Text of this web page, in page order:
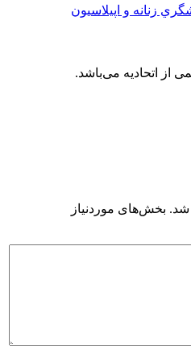
زنانه و اپيلاسيون
از اتحادیه می‌باشد.
شد. بخش‌های موردنیاز